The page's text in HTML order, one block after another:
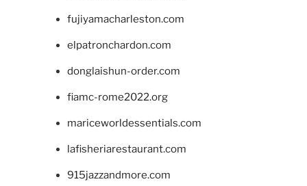
fujiyamacharleston.com
elpatronchardon.com
donglaishun-order.com
fiamc-rome2022.org
mariceworldessentials.com
lafisheriarestaurant.com
915jazzandmore.com